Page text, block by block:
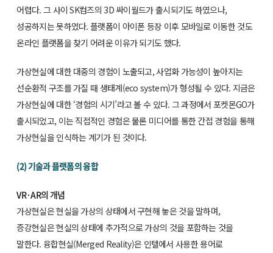
어렵다. 그 사이 SK컴즈의 3D 싸이월드가 출시되기도 하였으나,
성공하지는 못하였다. 플랫폼이 아이폰 등장 이후 모바일로 이동한 것도
온라인 플랫폼을 찾기 어려운 이유가 되기도 했다.
가상현실에 대한 대중의 경험이 노출되고, 사업화 가능성이 높아지는
선순환적 구조를 가질 때 생태계(eco system)가 형성될 수 있다. 지금은
가상현실에 대한 ‘경험의 시기’라고 볼 수 있다. 그 과정에서 포켓몬GO가
출시되었고, 이는 직접적인 경험은 물론 미디어를 통한 간접 경험을 통해
가상현실을 인식하는 계기가 된 것이다.
(2) 기술과 플랫폼의 융합
VR·AR의 개념
가상현실은 현실을 가상의 상태에서 구현해 놓은 것을 말하며,
증강현실은 현실의 상태에 추가적으로 가상의 것을 포함하는 것을
말한다. 융합현실(Merged Reality)은 인텔에서 사용한 용어로